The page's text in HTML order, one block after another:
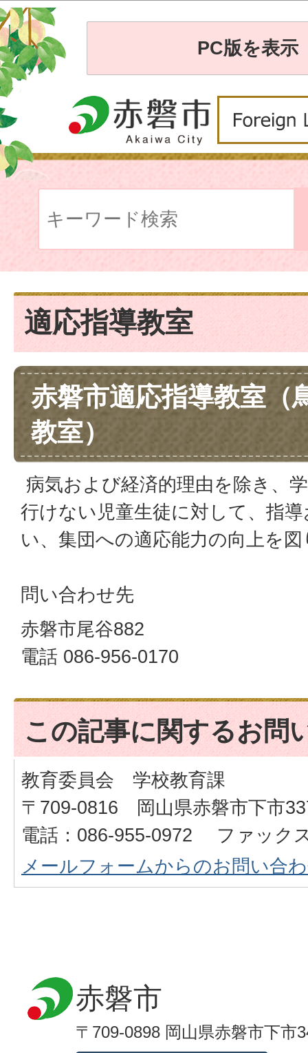
PC版を表示
適応指導教室
赤磐市適応指導教室（
教室）
病気および経済的理由を除き、
行けない児童生徒に対して、指
い、集団への適応能力の向上を
問い合わせ先
赤磐市尾谷882
電話 086-956-0170
この記事に関するお問
教育委員会 学校教育課
〒709-0816 岡山県赤磐市下市
電話：086-955-0972 ファック
メールフォームからのお問い合
赤磐市
〒709-0898 岡山県赤磐市下市